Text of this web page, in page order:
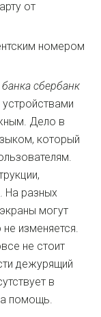
от
номером
Дело в
который
На разных
могут
изменяется.
не стоит
дежурящий
в
помощь.